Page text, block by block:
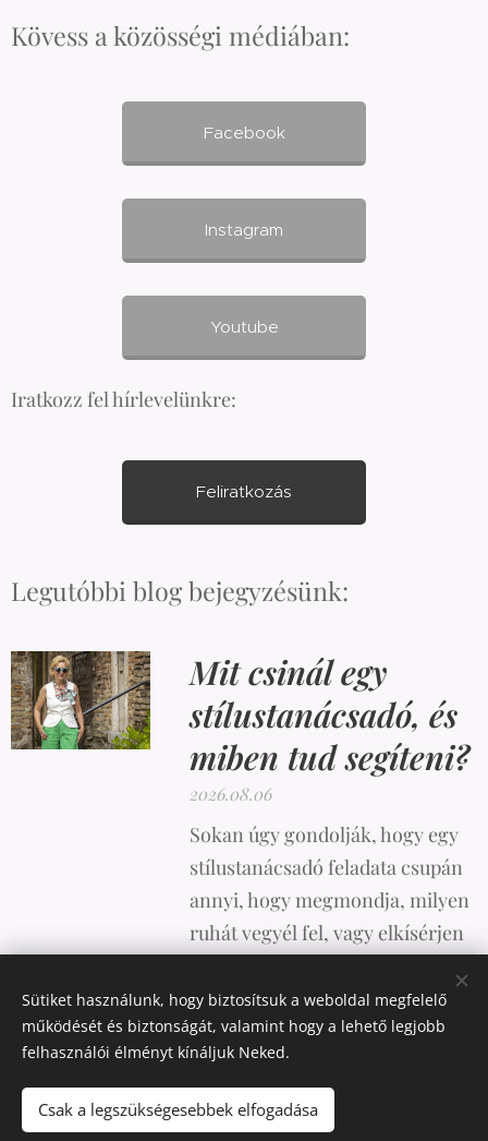
Kövess a közösségi médiában:
Facebook
Instagram
Youtube
Iratkozz fel hírlevelünkre:
Feliratkozás
Legutóbbi blog bejegyzésünk:
Mit csinál egy
stílustanácsadó, és
miben tud segíteni?
2026.08.06
Sokan úgy gondolják, hogy egy
stílustanácsadó feladata csupán
annyi, hogy megmondja, milyen
ruhát vegyél fel, vagy elkísérjen
ennél sokkal összetettebb.
Az oldalt aWebnodeműködteti
Sütiket használunk, hogy biztosítsuk a weboldal megfelelő
működését és biztonságát, valamint hogy a lehető legjobb
felhasználói élményt kínáljuk Neked.
Csak a legszükségesebbek elfogadása